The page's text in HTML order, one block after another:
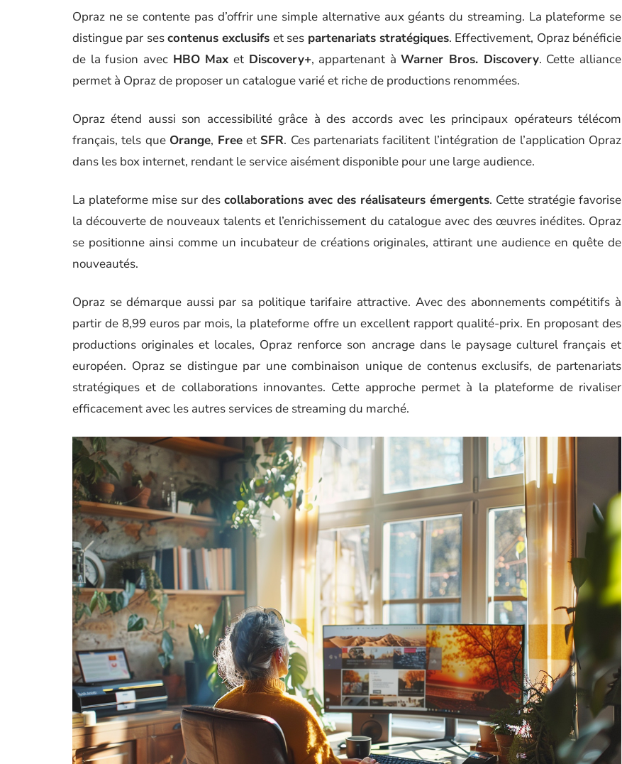
Opraz ne se contente pas d’offrir une simple alternative aux géants du streaming. La plateforme se
distingue par sescontenus exclusifs et ses partenariats stratégiques. Effectivement, Opraz bénéficie
de la fusion avec HBO Max et Discovery+, appartenant àWarner Bros. Discovery. Cette alliance
permet à Opraz de proposer un catalogue varié et riche de productions renommées.
Opraz étend aussi son accessibilité grâce à des accords avec les principaux opérateurs télécom
français, tels que Orange, Freeet SFR. Ces partenariats facilitent l’intégration de l’application Opraz
dans les box internet, rendant le service aisément disponible pour une large audience.
La plateforme mise sur des collaborations avec des réalisateurs émergents. Cette stratégie favorise
la découverte de nouveaux talents et l’enrichissement du catalogue avec des œuvres inédites. Opraz
se positionne ainsi comme un incubateur de créations originales, attirant une audience en quête de
nouveautés.
Opraz se démarque aussi par sa politique tarifaire attractive. Avec des abonnements compétitifs à
partir de 8,99 euros par mois, la plateforme offre un excellent rapport qualité-prix. En proposant des
productions originales et locales, Opraz renforce son ancrage dans le paysage culturel français et
européen. Opraz se distingue par une combinaison unique de contenus exclusifs, de partenariats
stratégiques et de collaborations innovantes. Cette approche permet à la plateforme de rivaliser
efficacement avec les autres services de streaming du marché.